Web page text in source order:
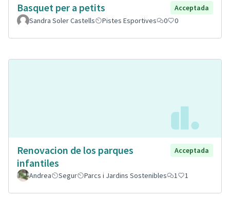
Basquet per a petits
Acceptada
Sandra Soler Castells
Pistes Esportives 0 0
Renovacion de los parques
infantiles
Acceptada
Andrea Segur Parcs i Jardins Sostenibles 1 1